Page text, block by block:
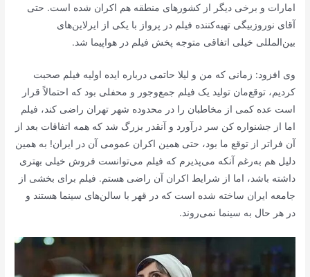
امارات و برخی دیگر از کشورهای منطقه هم اکران شده است. حتی
آقای نوروزبیگی تهیه‌کننده فیلم در پرواز با یکی از ایرلاین‌های
بین‌المللی خیلی اتفاقی متوجه پخش فیلم در هواپیما شد.
وی افزود: زمانی که من و لیلا حاتمی درباره ایده اولیه فیلم صحبت
کردیم، توقع‌مان تولید یک فیلم جمع‌وجور و محفلی بود که احتمالاً قرار
است عده کمی از مخاطبان را در محدوده شهر تهران راضی کند، فیلم
اما از جشنواره کن سر درآورد و آنقدر بزرگ شد که همه اتفاقات بعد از
آن فراتر از توقع ما بود، حتی همین اکران عمومی آن در ایران! به همین
دلیل هم به‌رغم آنکه می‌پذیرم که فیلم می‌توانست فروش خیلی بهتری
داشته باشد، اما از شرایط اکران آن راضی هستم. فیلم برای بخشی از
جامعه ایران ساخته شده است که در قهر با سالن‌های سینما هستند و
در هر حال به سینما نمی‌روند.